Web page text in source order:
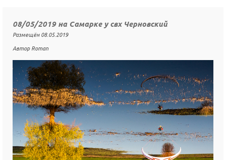
08/05/2019 на Самарке у свх Черновский
Размещён 08.05.2019
Автор Roman